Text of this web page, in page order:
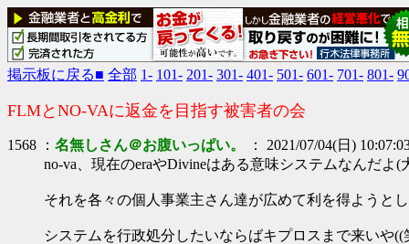
掲示板に戻る■ 全部 1- 101- 201- 301- 401- 501- 601- 701- 801-
FLMとNO-VAに返金を目指す被害者の会
1568 ： 名無しさん＠お腹いっぱい。
： 2021/07/04(日)
no-va、現在のeraやDivineはある意味システムなんだよ(
それを各々の個人事業主さん達が広めて利を得ようと
システムを行政処分したいならばキプロスまで来いや((